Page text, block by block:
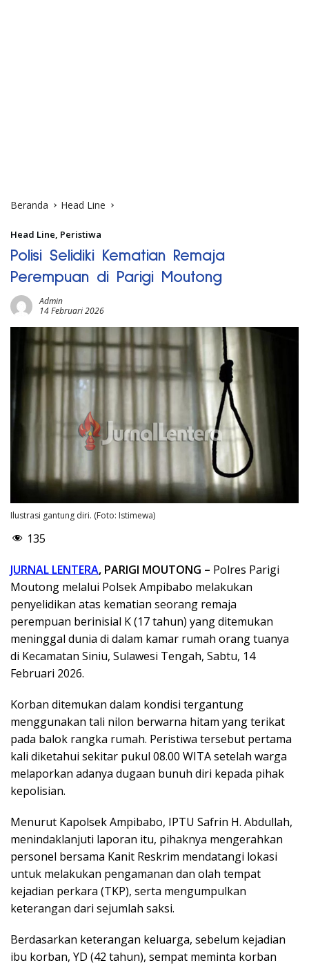
Beranda Head Line
Head Line, Peristiwa
Polisi Selidiki Kematian Remaja
Perempuan di Parigi Moutong
Admin
14 Februari 2026
Ilustrasi gantung diri. (Foto: Istimewa)
135
JURNAL LENTERA, PARIGI MOUTONG – Polres Parigi
Moutong melalui Polsek Ampibabo melakukan
penyelidikan atas kematian seorang remaja
perempuan berinisial K (17 tahun) yang ditemukan
meninggal dunia di dalam kamar rumah orang tuanya
di Kecamatan Siniu, Sulawesi Tengah, Sabtu, 14
Februari 2026.
Korban ditemukan dalam kondisi tergantung
menggunakan tali nilon berwarna hitam yang terikat
pada balok rangka rumah. Peristiwa tersebut pertama
kali diketahui sekitar pukul 08.00 WITA setelah warga
melaporkan adanya dugaan bunuh diri kepada pihak
kepolisian.
Menurut Kapolsek Ampibabo, IPTU Safrin H. Abdullah,
menindaklanjuti laporan itu, pihaknya mengerahkan
personel bersama Kanit Reskrim mendatangi lokasi
untuk melakukan pengamanan dan olah tempat
kejadian perkara (TKP), serta mengumpulkan
keterangan dari sejumlah saksi.
Berdasarkan keterangan keluarga, sebelum kejadian
ibu korban, YD (42 tahun), sempat meminta korban